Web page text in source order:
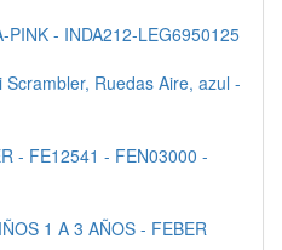
PINK - INDA212-LEG6950125
Ruedas Aire, azul -
- FE12541 - FEN03000 -
1 A 3 AÑOS - FEBER